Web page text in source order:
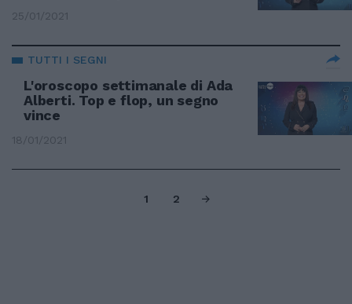
25/01/2021
TUTTI I SEGNI
L'oroscopo settimanale di Ada
Alberti. Top e flop, un segno
vince
18/01/2021
1 2